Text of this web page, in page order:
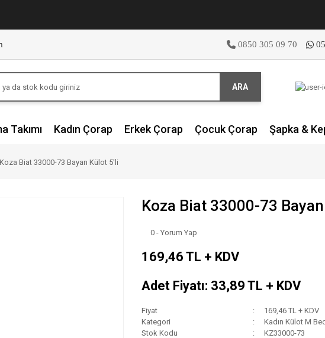
0850 305 09 70
ARA
Takımı Kadın Çorap Erkek Çorap Çocuk Çorap Şapka &
Koza Biat 33000-73 Bayan Külot 5'li
Koza Biat 33000-73
0 - Yorum Yap
169,46 TL + KDV
Adet Fiyatı: 33,89 TL + KDV
Fiyat
169,46 TL + KDV
Kategori
Kadın Külot M
Stok Kodu
KZ33000-73